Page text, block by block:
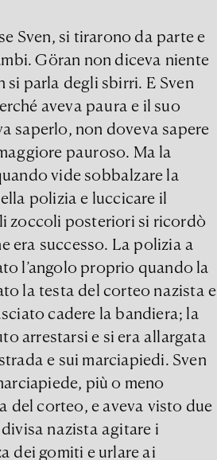
Sven, si tirarono da parte e
Göran non diceva niente
si parla degli sbirri. E Sven
aveva paura e il suo
saperlo, non doveva sapere
pauroso. Ma la
vide sobbalzare la
polizia e luccicare il
zoccoli posteriori si ricordò
era successo. La polizia a
l’angolo proprio quando la
la testa del corteo nazista e
cadere la bandiera; la
arrestarsi e si era allargata
e sui marciapiedi. Sven
più o meno
del corteo, e aveva visto due
nazista agitare i
dei gomiti e urlare ai